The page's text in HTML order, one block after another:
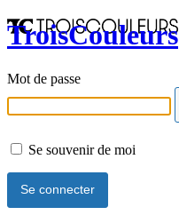
TroisCouleurs
Mot de passe
Se souvenir de moi